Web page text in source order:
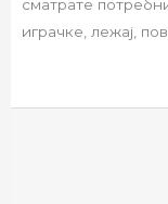
сматрате
играчке, лежај,